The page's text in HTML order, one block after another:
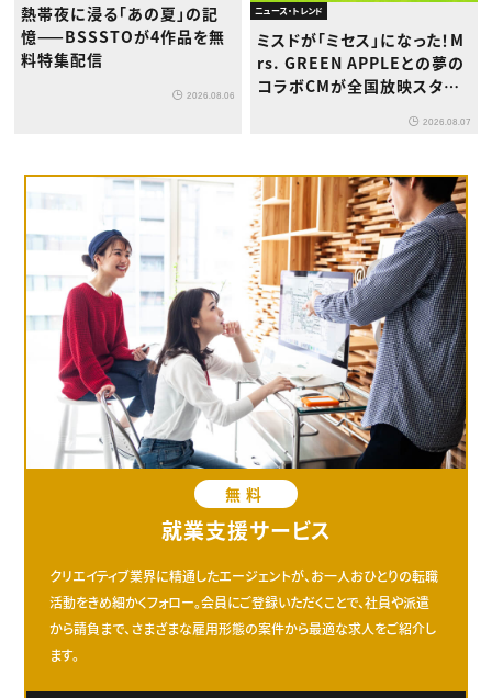
熱帯夜に浸る「あの夏」の記
憶——BSSSTOが4作品を無
料特集配信
2026.08.06
ニュース・トレンド
ミスドが「ミセス」になった！M
rs. GREEN APPLEとの夢の
コラボCMが全国放映スター
2026.08.07
無料
就業支援サービス
クリエイティブ業界に精通したエージェントが、お一人おひとりの転職
活動をきめ細かくフォロー。会員にご登録いただくことで、社員や派遣
から請負まで、さまざまな雇用形態の案件から最適な求人をご紹介し
ます。